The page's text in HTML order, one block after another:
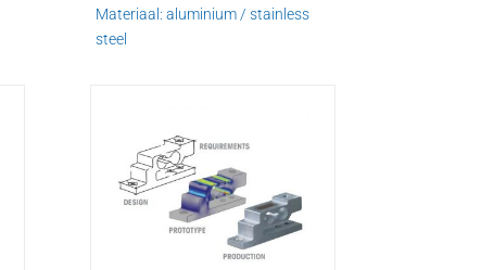
Materiaal: aluminium / stainless
steel